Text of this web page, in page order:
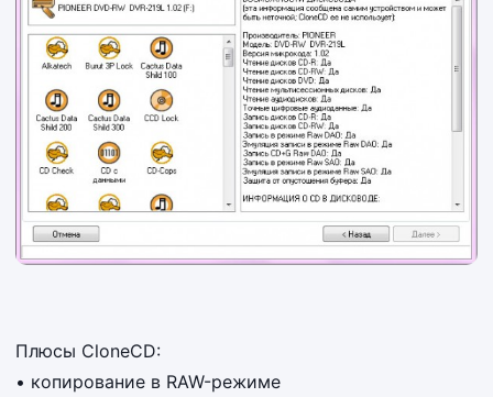
Плюсы CloneCD:
• копирование в RAW-режиме